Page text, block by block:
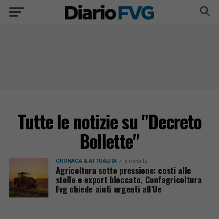
Tutte le notizie su "Decreto
Bollette"
CRONACA & ATTUALITÀ 5 mesi fa
Agricoltura sotto pressione: costi alle
stelle e export bloccato, Confagricoltura
Fvg chiede aiuti urgenti all’Ue